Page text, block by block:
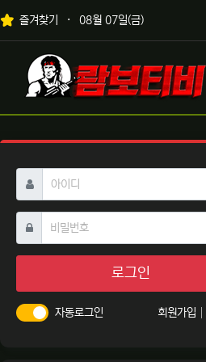
상단 네비
즐겨찾기 08월 07일(금)
메인 메뉴
로고
아이디 필수
비밀번호필수
로그인
자동로그인 회원가입